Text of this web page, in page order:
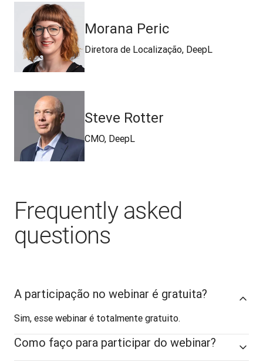
Morana Peric
Diretora de Localização, DeepL
Steve Rotter
CMO, DeepL
Frequently asked
questions
A participação no webinar é gratuita?
Sim, esse webinar é totalmente gratuito.
Como faço para participar do webinar?